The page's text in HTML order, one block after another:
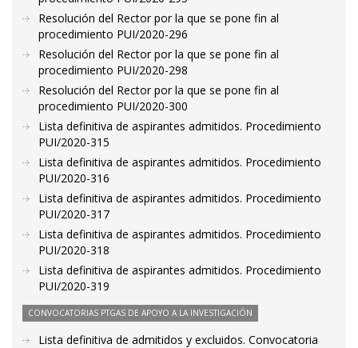
Resolución del Rector por la que se pone fin al
procedimiento PUI/2020-296
Resolución del Rector por la que se pone fin al
procedimiento PUI/2020-298
Resolución del Rector por la que se pone fin al
procedimiento PUI/2020-300
Lista definitiva de aspirantes admitidos. Procedimiento
PUI/2020-315
Lista definitiva de aspirantes admitidos. Procedimiento
PUI/2020-316
Lista definitiva de aspirantes admitidos. Procedimiento
PUI/2020-317
Lista definitiva de aspirantes admitidos. Procedimiento
PUI/2020-318
Lista definitiva de aspirantes admitidos. Procedimiento
PUI/2020-319
CONVOCATORIAS PTGAS DE APOYO A LA INVESTIGACIÓN
Lista definitiva de admitidos y excluidos. Convocatoria